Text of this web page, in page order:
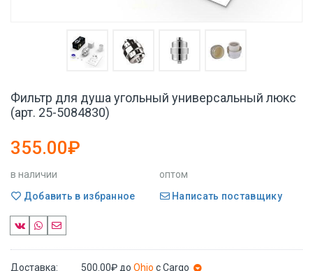
Фильтр для душа угольный универсальный люкс
(арт. 25-5084830)
355.00₽
в наличии
оптом
Добавить в избранное
Написать поставщику
Доставка: 500.00₽ до Ohio с Cargo